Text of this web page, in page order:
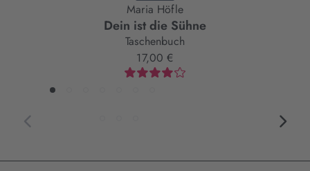
Maria Höfle
Dein ist die Sühne
Taschenbuch
17,00 €